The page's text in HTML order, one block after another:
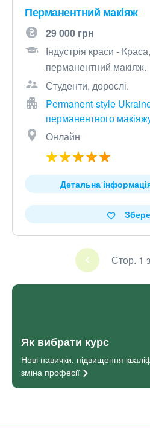
Перманентний макіяж
29 000 грн
Індустрія краси -
перманентний макіяж.
Студенти, дорослі.
Permanent-style
перманентного
Онлайн
Детальна
Стор. 1
Як вибрати курс
Нові навички, підвищення
зміна професії